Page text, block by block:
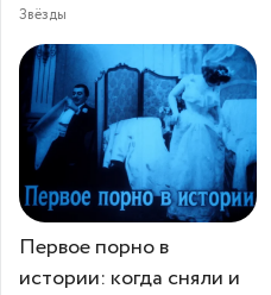
Звёзды
Первое порно в
истории: когда сняли и